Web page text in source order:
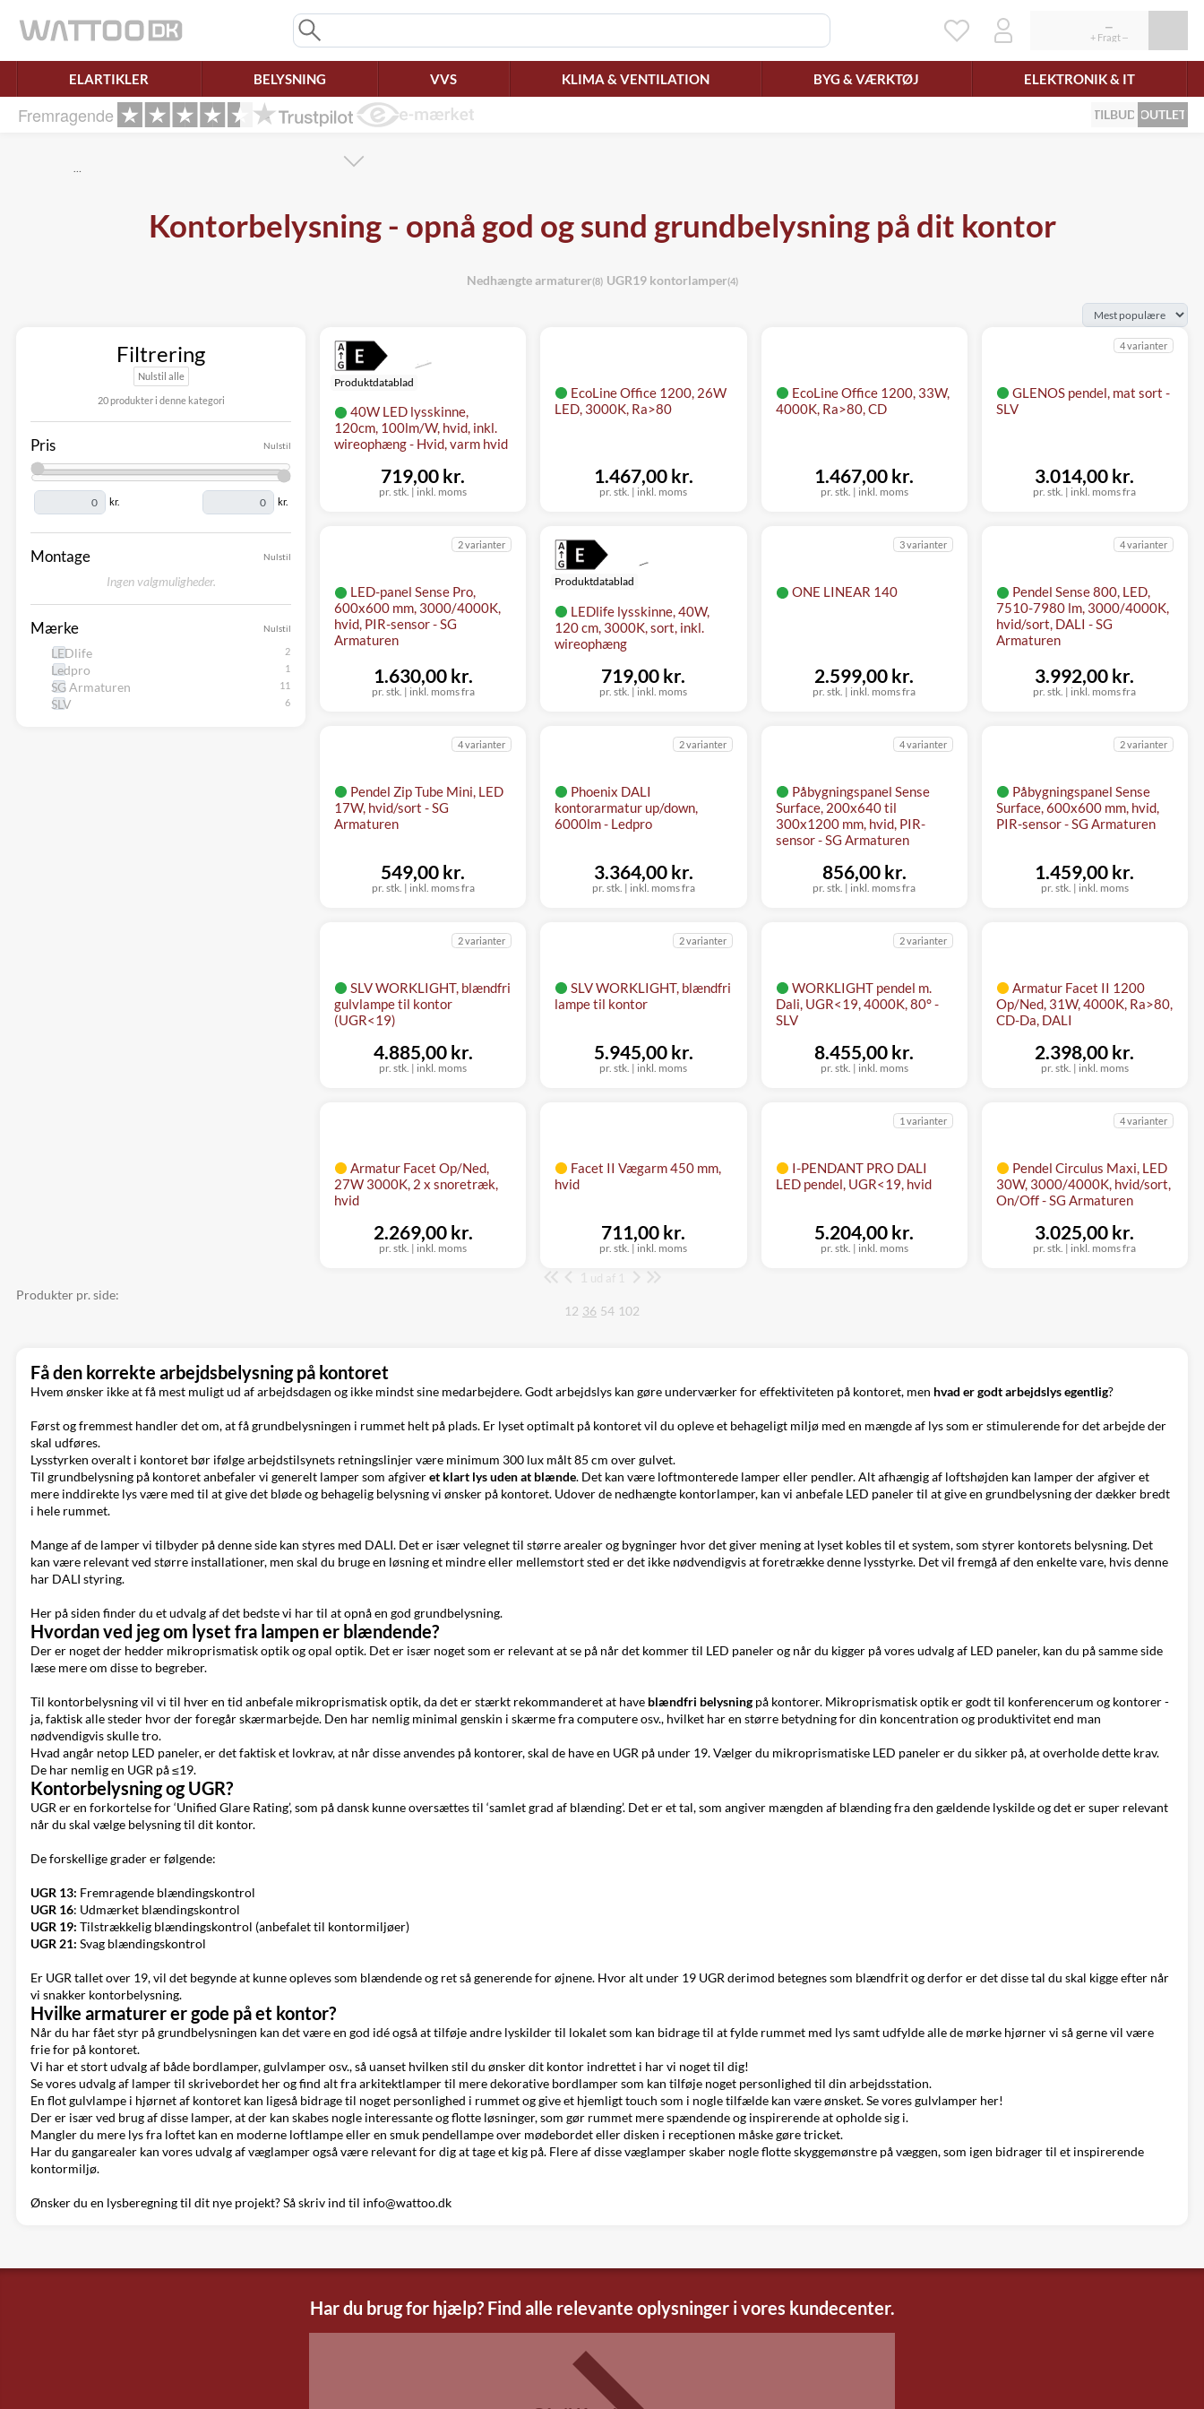
ELARTIKLER BELYSNING VVS KLIMA & VENTILATION BYG & VÆRKTØJ ELEKTRONIK & IT
Fremragende TILBUD OUTLET
…
Kontorbelysning - opnå god og sund grundbelysning på dit kontor
Nedhængte armaturer(8) UGR19 kontorlamper(4)
Filtrering
Nulstil alle
20 produkter i denne kategori
Nulstil
Pris
kr. kr.
Nulstil
Montage
Ingen valgmuligheder.
Nulstil
Mærke
LEDlife
Ledpro
SG Armaturen
SLV
40W LED lysskinne,
120cm, 100lm/W, hvid, inkl.
wireophæng - Hvid, varm hvid
Produktdatablad
pr. stk. | inkl. moms
719,00 kr.
EcoLine Office 1200, 26W
LED, 3000K, Ra>80
pr. stk. | inkl. moms
1.467,00 kr.
EcoLine Office 1200, 33W,
4000K, Ra>80, CD
pr. stk. | inkl. moms
1.467,00 kr.
GLENOS pendel, mat sort -
SLV
4 varianter
pr. stk. | inkl. moms fra
3.014,00 kr.
LED-panel Sense Pro,
600x600 mm, 3000/4000K,
hvid, PIR-sensor - SG
Armaturen
2 varianter
pr. stk. | inkl. moms fra
1.630,00 kr.
LEDlife lysskinne, 40W,
120 cm, 3000K, sort, inkl.
wireophæng
Produktdatablad
pr. stk. | inkl. moms
719,00 kr.
ONE LINEAR 140
3 varianter
pr. stk. | inkl. moms fra
2.599,00 kr.
Pendel Sense 800, LED,
7510-7980 lm, 3000/4000K,
hvid/sort, DALI - SG
Armaturen
4 varianter
pr. stk. | inkl. moms fra
3.992,00 kr.
Pendel Zip Tube Mini, LED
17W, hvid/sort - SG
Armaturen
4 varianter
pr. stk. | inkl. moms fra
549,00 kr.
Phoenix DALI
kontorarmatur up/down,
6000lm - Ledpro
2 varianter
pr. stk. | inkl. moms fra
3.364,00 kr.
Påbygningspanel Sense
Surface, 200x640 til
300x1200 mm, hvid, PIR-
sensor - SG Armaturen
4 varianter
pr. stk. | inkl. moms fra
856,00 kr.
Påbygningspanel Sense
Surface, 600x600 mm, hvid,
PIR-sensor - SG Armaturen
2 varianter
pr. stk. | inkl. moms
1.459,00 kr.
SLV WORKLIGHT, blændfri
gulvlampe til kontor
(UGR<19)
2 varianter
pr. stk. | inkl. moms
4.885,00 kr.
SLV WORKLIGHT, blændfri
lampe til kontor
2 varianter
pr. stk. | inkl. moms
5.945,00 kr.
WORKLIGHT pendel m.
Dali, UGR<19, 4000K, 80° -
SLV
2 varianter
pr. stk. | inkl. moms
8.455,00 kr.
Armatur Facet II 1200
Op/Ned, 31W, 4000K, Ra>80,
CD-Da, DALI
pr. stk. | inkl. moms
2.398,00 kr.
Armatur Facet Op/Ned,
27W 3000K, 2 x snoretræk,
hvid
pr. stk. | inkl. moms
2.269,00 kr.
Facet II Vægarm 450 mm,
hvid
pr. stk. | inkl. moms
711,00 kr.
I-PENDANT PRO DALI
LED pendel, UGR<19, hvid
1 varianter
pr. stk. | inkl. moms
5.204,00 kr.
Pendel Circulus Maxi, LED
30W, 3000/4000K, hvid/sort,
On/Off - SG Armaturen
4 varianter
pr. stk. | inkl. moms fra
3.025,00 kr.
Side
ud af 1
Produkter pr. side:
12 36 54 102
Få den korrekte arbejdsbelysning på kontoret
Hvem ønsker ikke at få mest muligt ud af arbejdsdagen og ikke mindst sine medarbejdere. Godt arbejdslys kan gøre underværker for effektiviteten på kontoret, men hvad er godt arbejdslys egentlig?
Først og fremmest handler det om, at få grundbelysningen i rummet helt på plads. Er lyset optimalt på kontoret vil du opleve et behageligt miljø med en mængde af lys som er stimulerende for det arbejde der
skal udføres.
Lysstyrken overalt i kontoret bør ifølge arbejdstilsynets retningslinjer være minimum 300 lux målt 85 cm over gulvet.
Til grundbelysning på kontoret anbefaler vi generelt lamper som afgiveret klart lys uden at blænde. Det kan være loftmonterede lamper eller pendler. Alt afhængig af loftshøjden kan lamper der afgiver et
mere inddirekte lys være med til at give det bløde og behagelig belysning vi ønsker på kontoret. Udover de nedhængte kontorlamper, kan vi anbefale LED paneler til at give en grundbelysning der dækker bredt
i hele rummet.
Mange af de lamper vi tilbyder på denne side kan styres med DALI. Det er især velegnet til større arealer og bygninger hvor det giver mening at lyset kobles til et system, som styrer kontorets belysning. Det
kan være relevant ved større installationer, men skal du bruge en løsning et mindre eller mellemstort sted er det ikke nødvendigvis at foretrække denne lysstyrke. Det vil fremgå af den enkelte vare, hvis denne
har DALI styring.
Her på siden finder du et udvalg af det bedste vi har til at opnå en god grundbelysning.
Hvordan ved jeg om lyset fra lampen er blændende?
Der er noget der hedder mikroprismatisk optik og opal optik. Det er især noget som er relevant at se på når det kommer til LED paneler og når du kigger påvores udvalg af LED paneler, kan du på samme side
læse mere om disse to begreber.
Til kontorbelysning vil vi til hver en tid anbefale mikroprismatisk optik, da det er stærkt rekommanderet at have blændfri belysning på kontorer. Mikroprismatisk optik er godt til konferencerum og kontorer -
ja, faktisk alle steder hvor der foregår skærmarbejde. Den har nemlig minimal genskin i skærme fra computere osv., hvilket har en større betydning for din koncentration og produktivitet end man
nødvendigvis skulle tro.
Hvad angår netop LED paneler, er det faktisk et lovkrav, at når disse anvendes på kontorer, skal de have en UGR på under 19. Vælger du mikroprismatiske LED paneler er du sikker på, at overholde dette krav.
De har nemlig en UGR på ≤19.
Kontorbelysning og UGR?
UGR er en forkortelse for ‘Unified Glare Rating’, som på dansk kunne oversættes til ‘samlet grad af blænding’. Det er et tal, som angiver mængden af blænding fra den gældende lyskilde og det er super relevant
når du skal vælge belysning til dit kontor.
De forskellige grader er følgende:
UGR 13: Fremragende blændingskontrol
UGR 16: Udmærket blændingskontrol
UGR 19: Tilstrækkelig blændingskontrol (anbefalet til kontormiljøer)
UGR 21: Svag blændingskontrol
Er UGR tallet over 19, vil det begynde at kunne opleves som blændende og ret så generende for øjnene. Hvor alt under 19 UGR derimod betegnes som blændfrit og derfor er det disse tal du skal kigge efter når
vi snakker kontorbelysning.
Hvilke armaturer er gode på et kontor?
Når du har fået styr på grundbelysningen kan det være en god idé også at tilføje andre lyskilder til lokalet som kan bidrage til at fylde rummet med lys samt udfylde alle de mørke hjørner vi så gerne vil være
frie for på kontoret.
Vi har et stort udvalg af både bordlamper, gulvlamper osv., så uanset hvilken stil du ønsker dit kontor indrettet i har vi noget til dig!
Sevores udvalg af lamper til skrivebordet herog find alt fra arkitektlamper til mere dekorative bordlamper som kan tilføje noget personlighed til din arbejdsstation.
En flot gulvlampe i hjørnet af kontoret kan ligeså bidrage til noget personlighed i rummet og give et hjemligt touch som i nogle tilfælde kan være ønsket. Sevores gulvlamper her!
Der er især ved brug af disse lamper, at der kan skabes nogle interessante og flotte løsninger, som gør rummet mere spændende og inspirerende at opholde sig i.
Mangler du mere lys fra loftet kan en moderne loftlampeeller en smuk pendellampeover mødebordet eller disken i receptionen måske gøre tricket.
Har du gangarealer kan vores udvalg af væglamperogså være relevant for dig at tage et kig på. Flere af disse væglamper skaber nogle flotte skyggemønstre på væggen, som igen bidrager til et inspirerende
kontormiljø.
Ønsker du en lysberegning til dit nye projekt? Så skriv ind til info@wattoo.dk
Har du brug for hjælp? Find alle relevante oplysninger i vores kundecenter.
Ret samtykke!